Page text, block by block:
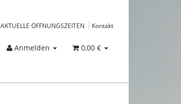
AKTUELLE ÖFFNUNGSZEITEN Kontakt
Anmelden 0,00 €